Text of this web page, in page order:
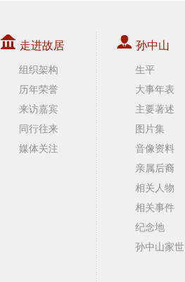
走进故居
组织架构
历年荣誉
来访嘉宾
同行往来
媒体关注
孙中山
生平
大事年表
主要著述
图片集
音像资料
亲属后裔
相关人物
相关事件
纪念地
孙中山家世